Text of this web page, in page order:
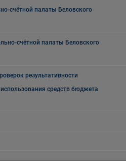
счётной палаты Беловского
счётной палаты Беловского
результативности
средств бюджета